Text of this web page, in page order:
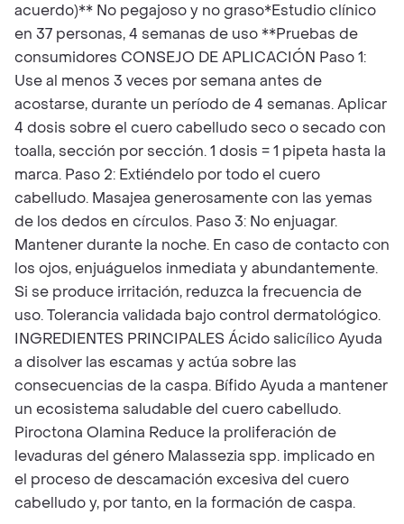
acuerdo)** No pegajoso y no graso*Estudio clínico
en 37 personas, 4 semanas de uso **Pruebas de
consumidores CONSEJO DE APLICACIÓN Paso 1:
Use al menos 3 veces por semana antes de
acostarse, durante un período de 4 semanas. Aplicar
4 dosis sobre el cuero cabelludo seco o secado con
toalla, sección por sección. 1 dosis = 1 pipeta hasta la
marca. Paso 2: Extiéndelo por todo el cuero
cabelludo. Masajea generosamente con las yemas
de los dedos en círculos. Paso 3: No enjuagar.
Mantener durante la noche. En caso de contacto con
los ojos, enjuáguelos inmediata y abundantemente.
Si se produce irritación, reduzca la frecuencia de
uso. Tolerancia validada bajo control dermatológico.
INGREDIENTES PRINCIPALES Ácido salicílico Ayuda
a disolver las escamas y actúa sobre las
consecuencias de la caspa. Bífido Ayuda a mantener
un ecosistema saludable del cuero cabelludo.
Piroctona Olamina Reduce la proliferación de
levaduras del género Malassezia spp. implicado en
el proceso de descamación excesiva del cuero
cabelludo y, por tanto, en la formación de caspa.